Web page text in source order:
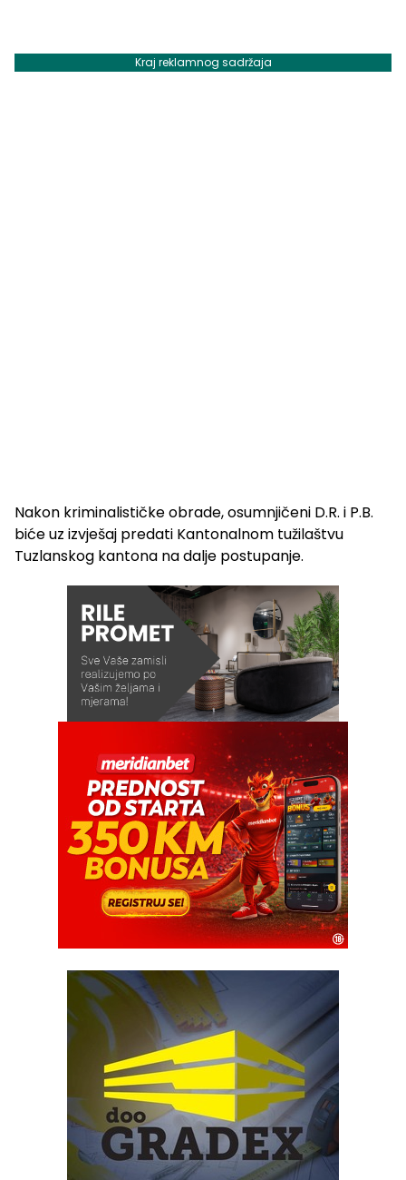
Kraj reklamnog sadržaja
Nakon kriminalističke obrade, osumnjičeni D.R. i P.B.
biće uz izvješaj predati Kantonalnom tužilaštvu
Tuzlanskog kantona na dalje postupanje.